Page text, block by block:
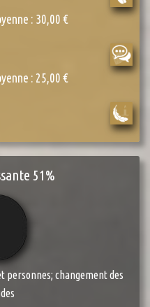
: 30,00 €
: 25,00 €
51%
personnes; changement des